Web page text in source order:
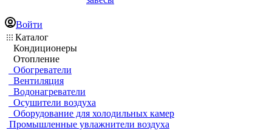
Войти
Каталог
Кондиционеры
Отопление
Обогреватели
Вентиляция
Водонагреватели
Осушители воздуха
Оборудование для холодильных камер
Промышленные увлажнители воздуха